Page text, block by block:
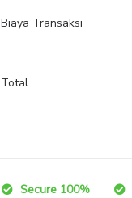
Biaya Transaksi
Total
Secure 100%